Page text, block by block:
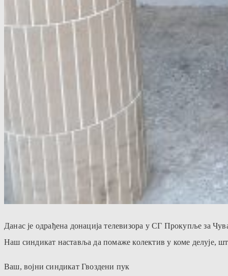
Данас је одрађена донација телевизора у СГ Прокупље за
Наш синдикат наставља да помаже колектив у коме делује,
Ваш, војни синдикат Гвоздени пук